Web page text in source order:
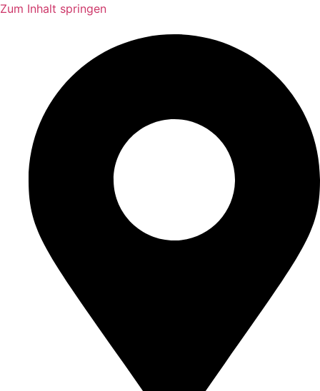
Zum Inhalt springen